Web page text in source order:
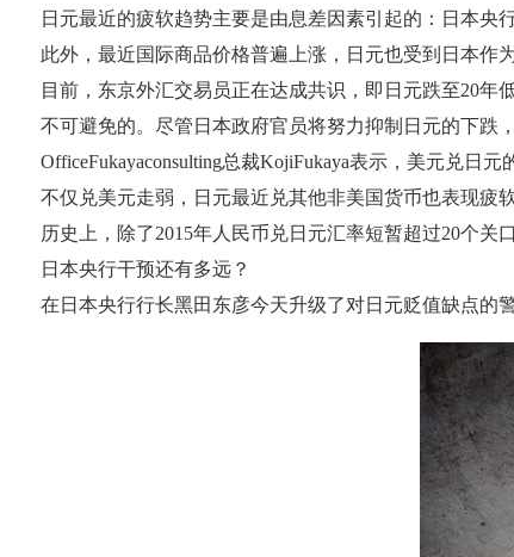
日元最近的疲软趋势主要是由息差因素引起的：日本央
此外，最近国际商品价格普遍上涨，日元也受到日本作
目前，东京外汇交易员正在达成共识，即日元跌至20
不可避免的。尽管日本政府官员将努力抑制日元的下跌
OfficeFukayaconsulting总裁KojiFukaya表示，美元兑日
不仅兑美元走弱，日元最近兑其他非美国货币也表现疲
历史上，除了2015年人民币兑日元汇率短暂超过20个
日本央行干预还有多远？
在日本央行行长黑田东彦今天升级了对日元贬值缺点的